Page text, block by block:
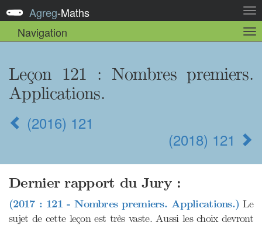
la
Agreg-Maths
Navigation
la
Leçon 121 : Nombres premiers.
Applications.
(2016) 121
(2018) 121
Dernier rapport du Jury :
(2017 : 121 - Nombres premiers. Applications.) Le
sujet de cette leçon est très vaste. Aussi les choix devront